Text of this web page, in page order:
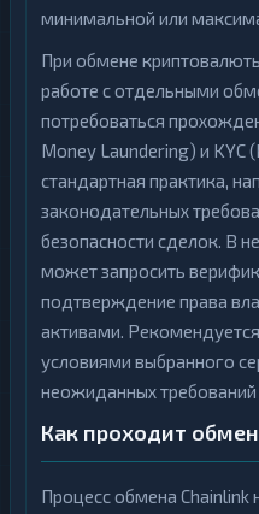
минимальной или
При обмене
работе с отдельными
потребоваться
Money Laundering) и KYC
стандартная практика,
законодательных
безопасности сделок. В
может запросить
подтверждение права
активами.
условиями выбранного
неожиданных требований
Как проходит обмен
Процесс обмена